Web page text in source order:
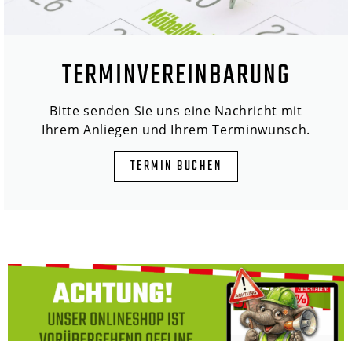
TERMINVEREINBARUNG
Bitte senden Sie uns eine Nachricht mit
Ihrem Anliegen und Ihrem Terminwunsch.
TERMIN BUCHEN